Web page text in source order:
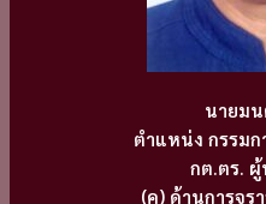
นายม
ตำแหน่ง กรรมก
กต.ตร.
(ค) ด้านการจร